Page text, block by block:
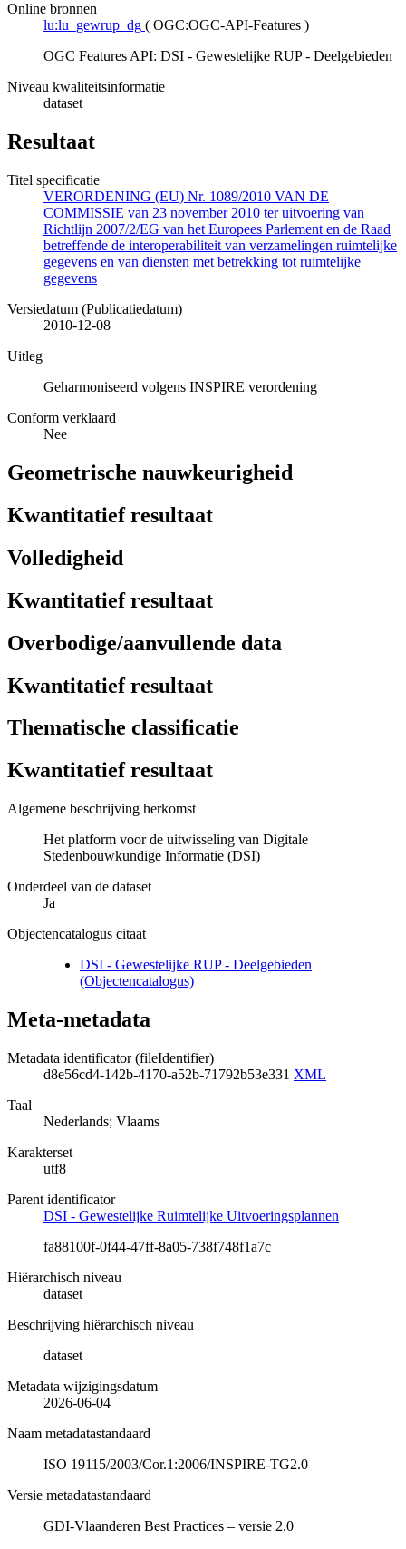
Online bronnen
lu:lu_gewrup_dg ( OGC:OGC-API-Features )
OGC Features API: DSI - Gewestelijke RUP - Deelgebieden
Niveau kwaliteitsinformatie
dataset
Resultaat
Titel specificatie
VERORDENING (EU) Nr. 1089/2010 VAN DE
COMMISSIE van 23 november 2010 ter uitvoering van
Richtlijn 2007/2/EG van het Europees Parlement en de Raad
betreffende de interoperabiliteit van verzamelingen ruimtelijke
gegevens en van diensten met betrekking tot ruimtelijke
gegevens
Versiedatum (Publicatiedatum)
2010-12-08
Uitleg
Geharmoniseerd volgens INSPIRE verordening
Conform verklaard
Nee
Geometrische nauwkeurigheid
Kwantitatief resultaat
Volledigheid
Kwantitatief resultaat
Overbodige/aanvullende data
Kwantitatief resultaat
Thematische classificatie
Kwantitatief resultaat
Algemene beschrijving herkomst
Het platform voor de uitwisseling van Digitale
Stedenbouwkundige Informatie (DSI)
Onderdeel van de dataset
Ja
Objectencatalogus citaat
DSI - Gewestelijke RUP - Deelgebieden
(Objectencatalogus)
Meta-metadata
Metadata identificator (fileIdentifier)
d8e56cd4-142b-4170-a52b-71792b53e331 XML
Taal
Nederlands; Vlaams
Karakterset
utf8
Parent identificator
DSI - Gewestelijke Ruimtelijke Uitvoeringsplannen
fa88100f-0f44-47ff-8a05-738f748f1a7c
Hiërarchisch niveau
dataset
Beschrijving hiërarchisch niveau
dataset
Metadata wijzigingsdatum
2026-06-04
Naam metadatastandaard
ISO 19115/2003/Cor.1:2006/INSPIRE-TG2.0
Versie metadatastandaard
GDI-Vlaanderen Best Practices – versie 2.0